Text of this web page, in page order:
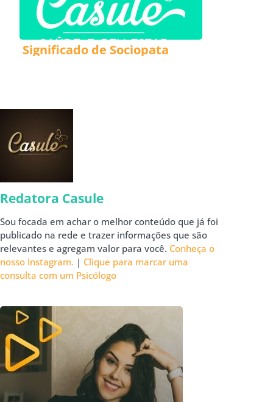
Significado de Sociopata
Redatora Casule
Sou focada em achar o melhor conteúdo que já foi
publicado na rede e trazer informações que são
relevantes e agregam valor para você. Conheça o
nosso Instagram. | Clique para marcar uma
consulta com um Psicólogo